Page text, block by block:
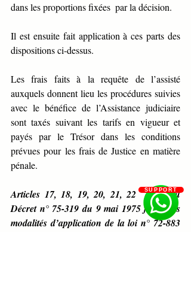
dans les proportions fixées  par la décision.
Il est ensuite fait application à ces parts des
dispositions ci-dessus.
Les frais faits à la requête de l’assisté
auxquels donnent lieu les procédures suivies
avec le bénéfice de l’Assistance judiciaire
sont taxés suivant les tarifs en vigueur et
payés par le Trésor dans les conditions
prévues pour les frais de Justice en matière
pénale.
Articles 17, 18, 19, 20, 21, 22  et 23 du
Décret n° 75-319 du 9 mai 1975 fixant les
modalités d’application de la loi n° 72-883
SUPPORT